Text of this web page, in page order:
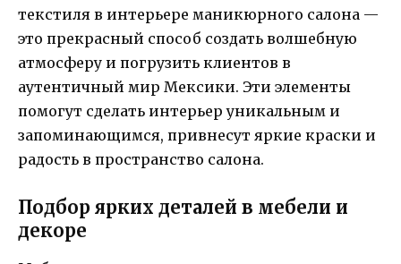
текстиля в интерьере маникюрного салона —
это прекрасный способ создать волшебную
атмосферу и погрузить клиентов в
аутентичный мир Мексики. Эти элементы
помогут сделать интерьер уникальным и
запоминающимся, привнесут яркие краски и
радость в пространство салона.
Подбор ярких деталей в мебели и
декоре